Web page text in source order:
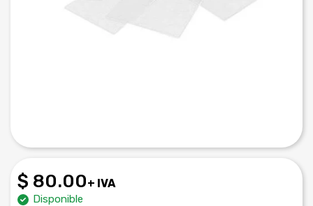
$ 80.00+ IVA
Disponible